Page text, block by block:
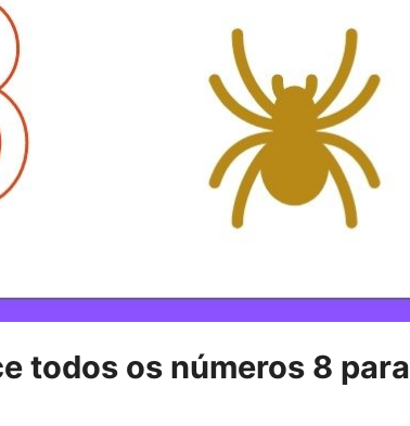
todos os números 8 para